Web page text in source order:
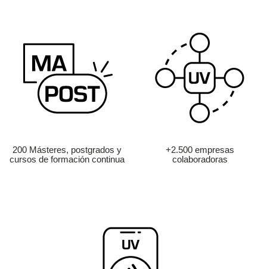
200 Másteres, postgrados y
cursos de formación continua
+2.500 empresas
colaboradoras